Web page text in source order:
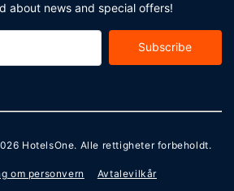
about news and special offers!
Subscribe
HotelsOne. Alle rettigheter forbeholdt.
om personvern Avtalevilkår